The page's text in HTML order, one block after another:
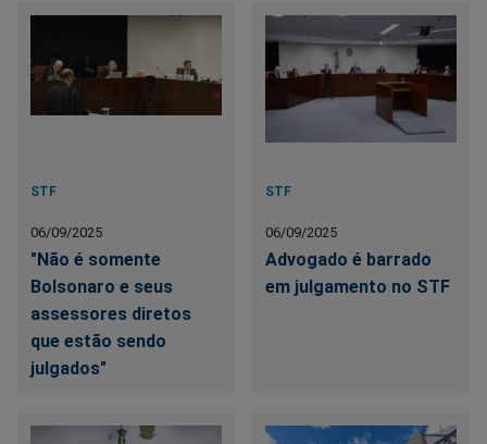
STF
06/09/2025
"Não é somente
Bolsonaro e seus
assessores diretos
que estão sendo
julgados"
STF
06/09/2025
Advogado é barrado
em julgamento no STF